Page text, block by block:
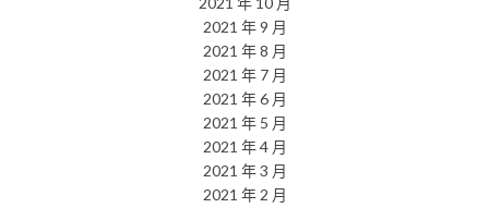
2021 年 9 月
2021 年 8 月
2021 年 7 月
2021 年 6 月
2021 年 5 月
2021 年 4 月
2021 年 3 月
2021 年 2 月